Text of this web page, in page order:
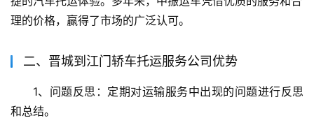
理的价格，赢得了市场的广泛认可。
二、晋城到江门轿车托运服务公司优势
1、问题反思：定期对运输服务中出现的问题进行反思
和总结。